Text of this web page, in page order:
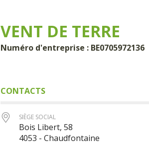
VENT DE TERRE
Numéro d'entreprise : BE0705972136
CONTACTS
SIÈGE SOCIAL
Bois Libert, 58
4053 - Chaudfontaine